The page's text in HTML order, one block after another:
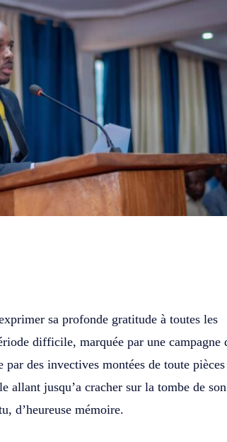
sa profonde gratitude à toutes les
difficile, marquée par une campagne
des invectives montées de toute pièces
allant jusqu’a cracher sur la tombe de son
d’heureuse mémoire.